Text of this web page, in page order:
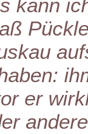
kann
er